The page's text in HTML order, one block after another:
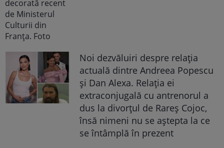
Noi dezvăluiri despre relația
actuală dintre Andreea Popescu
și Dan Alexa. Relația ei
extraconjugală cu antrenorul a
dus la divorțul de Rareș Cojoc,
însă nimeni nu se aștepta la ce
se întâmplă în prezent